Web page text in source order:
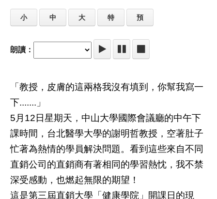
小 中 大 特 預
朗讀：
「教授，皮膚的這兩格我沒有填到，你幫我寫一
下.......」
5月12日星期天，中山大學國際會議廳的中午下
課時間，台北醫學大學的謝明哲教授，空著肚子
忙著為熱情的學員解決問題。看到這些來自不同
直銷公司的直銷商有著相同的學習熱忱，我不禁
深受感動，也燃起無限的期望！
這是第三屆直銷大學「健康學院」開課日的現